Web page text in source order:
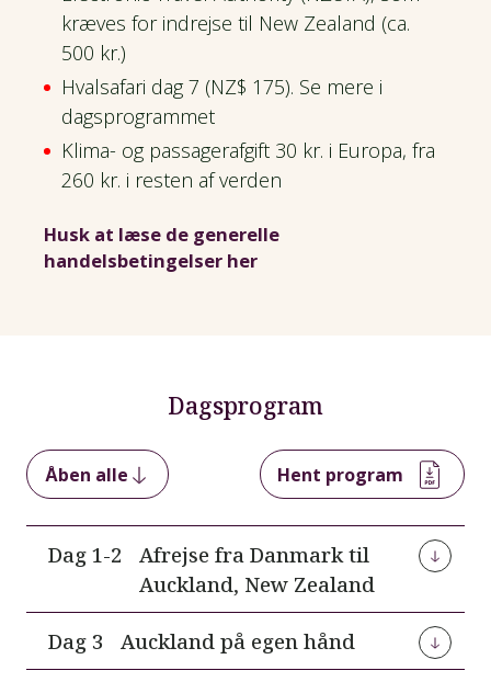
kræves for indrejse til New Zealand (ca.
500 kr.)
Hvalsafari dag 7 (NZ$ 175). Se mere i
dagsprogrammet
Klima- og passagerafgift 30 kr. i Europa, fra
260 kr. i resten af verden
Husk at læse de generelle
handelsbetingelser her
Dagsprogram
Åben alle Hent program
Dag 1-2
Afrejse fra Danmark til
Auckland, New Zealand
ankommer enten om aftenen på dag 2 eller tidligt
Dag 3 Auckland på egen hånd